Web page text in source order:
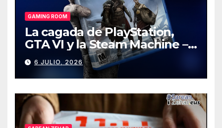
GAMING ROOM
La cagada de PlayStation,
GTA VI y la Steam Machine –
Gaming Room #130
6 JULIO, 2026